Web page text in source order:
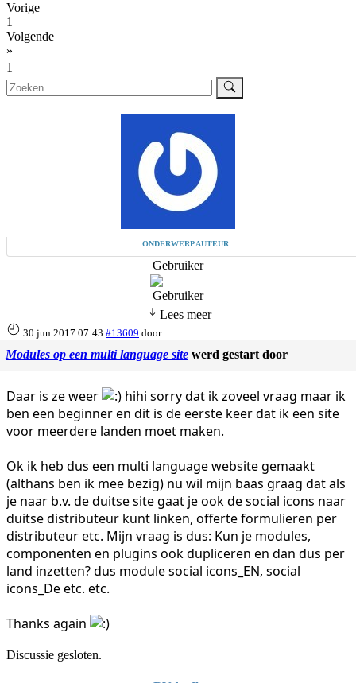
Vorige
1
Volgende
»
1
ONDERWERP AUTEUR
Gebruiker
Lees meer
30 jun 2017 07:43 #13609 door
Modules op een multi language site werd gestart door
Daar is ze weer
hihi sorry dat ik zoveel vraag maar ik
ben een beginner en dit is de eerste keer dat ik een site
voor meerdere landen moet maken.
Ok ik heb dus een multi language website gemaakt
(althans ben ik mee bezig) nu wil mijn baas graag dat als
je naar b.v. de duitse site gaat je ook de social icons naar
duitse distributeur kunt linken, offerte formulieren per
distributeur etc. Mijn vraag is dus: Kun je modules,
componenten en plugins ook dupliceren en dan dus per
land inzetten? dus module social icons_EN, social
icons_De etc. etc.
Thanks again
Discussie gesloten.